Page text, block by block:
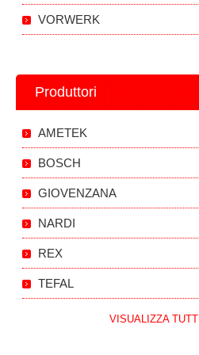
VORWERK
Produttori
AMETEK
BOSCH
GIOVENZANA
NARDI
REX
TEFAL
VISUALIZZA TUTTI